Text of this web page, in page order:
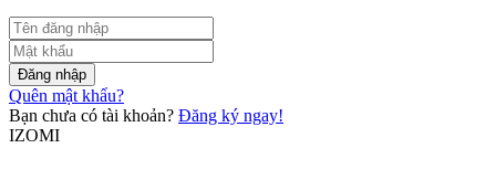
Đăng nhập
Quên mật khẩu?
Bạn chưa có tài khoản? Đăng ký ngay!
IZOMI